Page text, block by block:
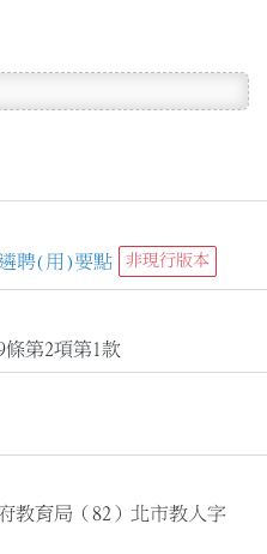
聘(用)要點
非現行版本
第2項第1款
教育局（82）北市教人字